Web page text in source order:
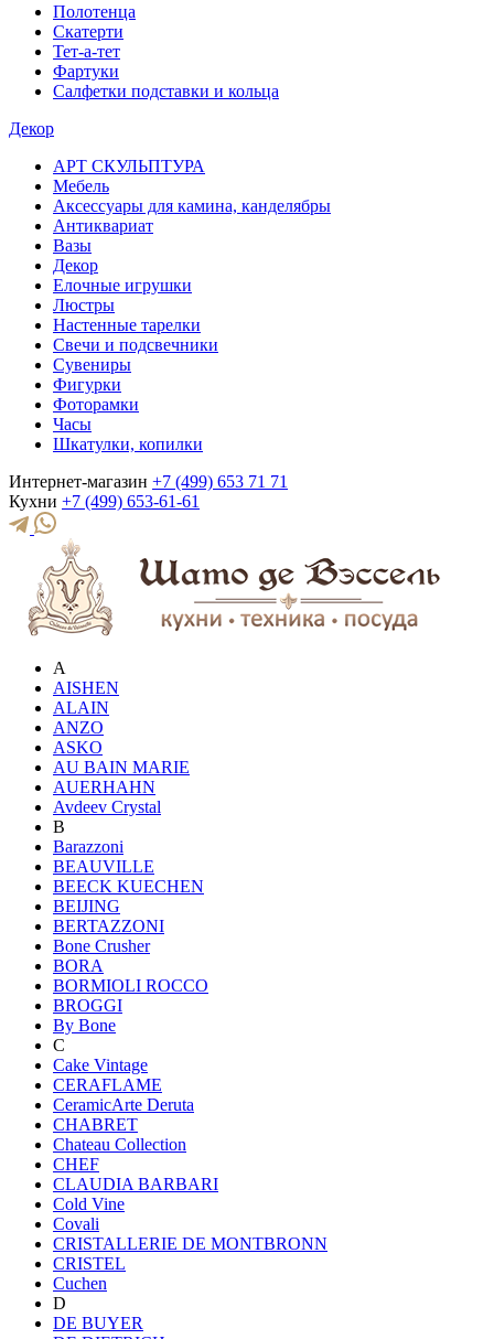
Полотенца
Скатерти
Тет-а-тет
Фартуки
Салфетки подставки и кольца
Декор
АРТ СКУЛЬПТУРА
Мебель
Аксессуары для камина, канделябры
Антиквариат
Вазы
Декор
Елочные игрушки
Люстры
Настенные тарелки
Свечи и подсвечники
Сувениры
Фигурки
Фоторамки
Часы
Шкатулки, копилки
Интернет-магазин +7 (499) 653 71 71
Кухни +7 (499) 653-61-61
A
AISHEN
ALAIN
ANZO
ASKO
AU BAIN MARIE
AUERHAHN
Avdeev Crystal
B
Barazzoni
BEAUVILLE
BEECK KUECHEN
BEIJING
BERTAZZONI
Bone Crusher
BORA
BORMIOLI ROCCO
BROGGI
By Bone
C
Cake Vintage
CERAFLAME
CeramicArte Deruta
CHABRET
Chateau Collection
CHEF
CLAUDIA BARBARI
Cold Vine
Covali
CRISTALLERIE DE MONTBRONN
CRISTEL
Cuchen
D
DE BUYER